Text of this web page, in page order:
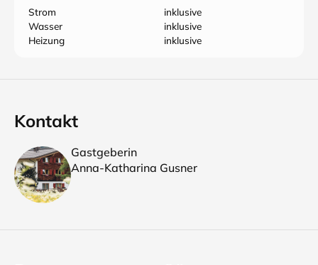
Strom
inklusive
Wasser
inklusive
Heizung
inklusive
Kontakt
Gastgeberin
Anna-Katharina Gusner